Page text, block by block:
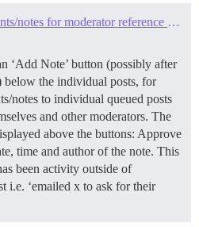
Suggestion: Add comments/notes for moderator reference to posts queued on the review page
‘Add Note’ button (possibly after
below the individual posts, for
notes to individual queued posts
and other moderators. The
above the buttons: Approve
time and author of the note. This
been activity outside of
i.e. ‘emailed x to ask for their